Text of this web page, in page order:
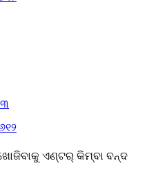
ଏଣ୍ଟର୍ କିମ୍ବା ବନ୍ଦ